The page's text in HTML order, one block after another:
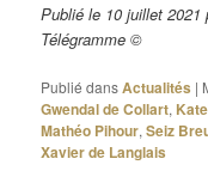
Publié le 10 juillet 2021
Télégramme ©
Publié dansActualités |
Gwendal de Collart,
Mathéo Pihour,Seiz
Xavier de Langlais